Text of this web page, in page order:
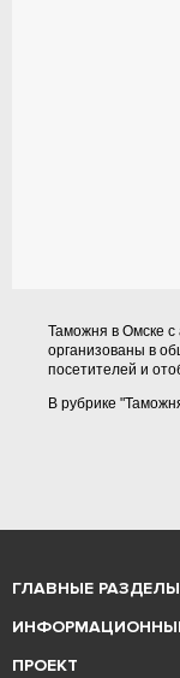
Таможня в Омске
организованы в
посетителей и
В рубрике
ГЛАВНЫЕ РАЗДЕЛЫ
ПРОЕКТ